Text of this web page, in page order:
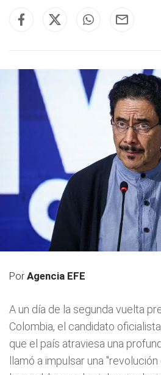
PorAgencia EFE
A un día de la segunda vuelta
Colombia, el candidato
que el país atraviesa una
llamó a impulsar una